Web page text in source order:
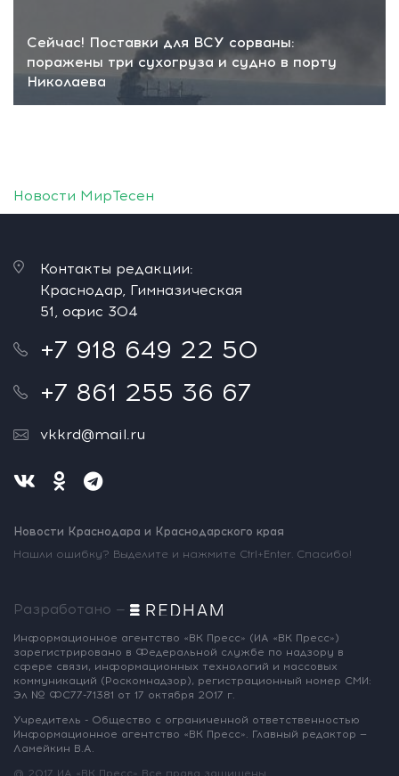
Сейчас! Поставки для ВСУ сорваны:
поражены три сухогруза и судно в порту
Николаева
Новости МирТесен
Контакты редакции:
Краснодар, Гимназическая
51, офис 304
+7 918 649 22 50
+7 861 255 36 67
vkkrd@mail.ru
Новости Краснодара и Краснодарского края
Нашли ошибку? Выделите и нажмите Ctrl+Enter. Спасибо!
Разработано —
Информационное агентство «ВК Пресс» (ИА «ВК Пресс»)
зарегистрировано в Федеральной службе по надзору в
сфере связи, информационных технологий и массовых
коммуникаций (Роскомнадзор), регистрационный номер СМИ:
Эл № ФС77-71381 от 17 октября 2017 г.
Учредитель - Общество с ограниченной ответственностью
Информационное агентство «ВК Пресс». Главный редактор —
Ламейкин В.А.
@ 2017 ИА «ВК Пресс» Все права защищены